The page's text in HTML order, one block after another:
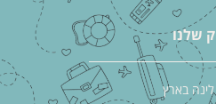
שלנו
בארץ